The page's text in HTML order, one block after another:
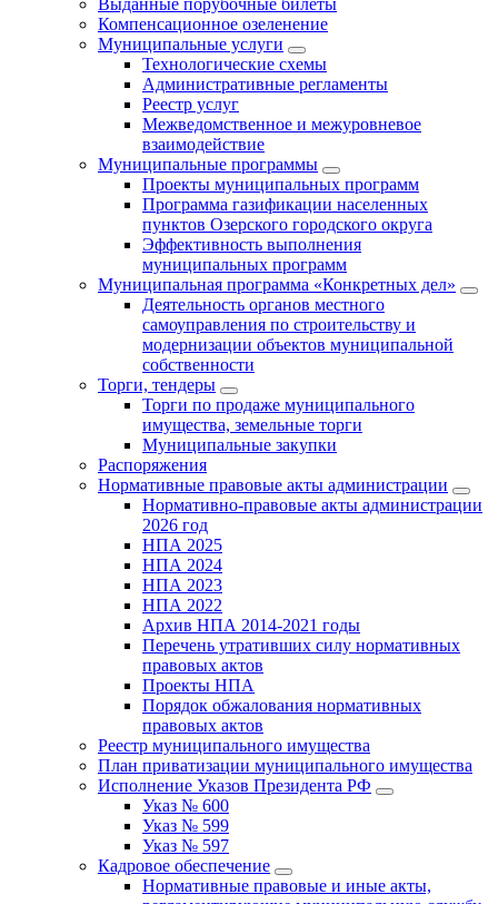
Выданные порубочные билеты
Компенсационное озеленение
Муниципальные услуги
Технологические схемы
Административные регламенты
Реестр услуг
Межведомственное и межуровневое
взаимодействие
Муниципальные программы
Проекты муниципальных программ
Программа газификации населенных
пунктов Озерского городского округа
Эффективность выполнения
муниципальных программ
Муниципальная программа «Конкретных дел»
Деятельность органов местного
самоуправления по строительству и
модернизации объектов муниципальной
собственности
Торги, тендеры
Торги по продаже муниципального
имущества, земельные торги
Муниципальные закупки
Распоряжения
Нормативные правовые акты администрации
Нормативно-правовые акты администрации
2026 год
НПА 2025
НПА 2024
НПА 2023
НПА 2022
Архив НПА 2014-2021 годы
Перечень утративших силу нормативных
правовых актов
Проекты НПА
Порядок обжалования нормативных
правовых актов
Реестр муниципального имущества
План приватизации муниципального имущества
Исполнение Указов Президента РФ
Указ № 600
Указ № 599
Указ № 597
Кадровое обеспечение
Нормативные правовые и иные акты,